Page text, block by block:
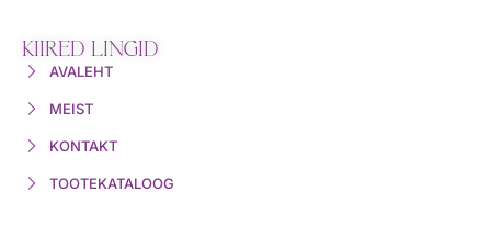
KIIRED LINGID
AVALEHT
MEIST
KONTAKT
TOOTEKATALOOG